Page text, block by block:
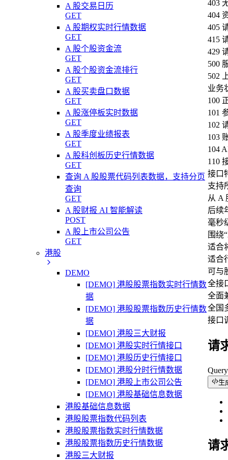
A 股交易日历
GET
A 股期权实时行情数据
GET
A 股个股资金流
GET
A 股个股资金流排行
GET
A 股买卖盘口数据
GET
A 股涨停板实时数据
GET
A 股季度业绩报表
GET
A 股科创板历史行情数据
GET
查询 A 股股票代码列表数据，支持分页
查询
GET
A 股财报 AI 智能解读
POST
A 股上市公司公告
GET
港股
DEMO
[DEMO] 港股股票指数实时行情数
据
[DEMO] 港股股票指数历史行情数
据
[DEMO] 港股三大财报
[DEMO] 港股实时行情接口
[DEMO] 港股历史行情接口
[DEMO] 港股分时行情数据
[DEMO] 港股上市公司公告
[DEMO] 港股基础信息数据
港股基础信息数据
港股股票指数代码列表
港股股票指数实时行情数据
港股股票指数历史行情数据
港股三大财报
403
404
405
415
429
500
502
业务
100
101
102
103
104
110
接口
支持
从 A
后续
毫秒
围绕
适合
适合
可与
全接
全面
全国
接口
请
生
请